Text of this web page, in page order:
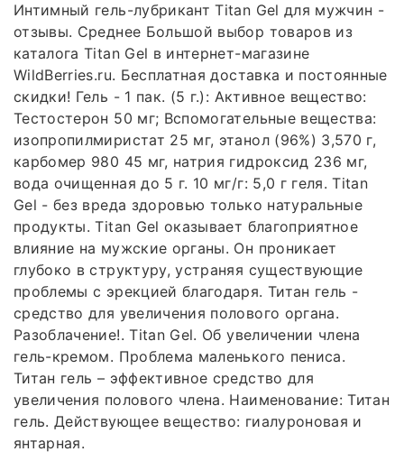
Интимный гель-лубрикант Titan Gel для мужчин -
отзывы. Среднее Большой выбор товаров из
каталога Titan Gel в интернет-магазине
WildBerries.ru. Бесплатная доставка и постоянные
скидки! Гель - 1 пак. (5 г.): Активное вещество:
Тестостерон 50 мг; Вспомогательные вещества:
изопропилмиристат 25 мг, этанол (96%) 3,570 г,
карбомер 980 45 мг, натрия гидроксид 236 мг,
вода очищенная до 5 г. 10 мг/г: 5,0 г геля. Titan
Gel - без вреда здоровью только натуральные
продукты. Titan Gel оказывает благоприятное
влияние на мужские органы. Он проникает
глубоко в структуру, устраняя существующие
проблемы с эрекцией благодаря. Титан гель -
средство для увеличения полового органа.
Разоблачение!. Titan Gel. Об увеличении члена
гель-кремом. Проблема маленького пениса.
Титан гель – эффективное средство для
увеличения полового члена. Наименование: Титан
гель. Действующее вещество: гиалуроновая и
янтарная.